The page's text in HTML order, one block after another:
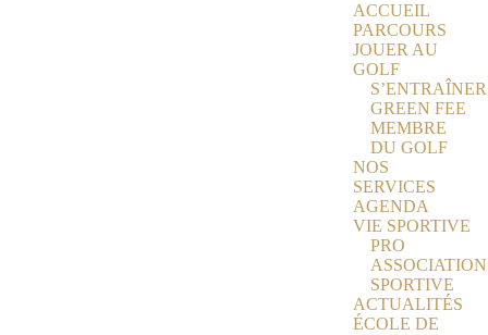
ACCUEIL
PARCOURS
JOUER AU
GOLF
S’ENTRAÎNER
GREEN FEE
MEMBRE
DU GOLF
NOS
SERVICES
AGENDA
VIE SPORTIVE
PRO
ASSOCIATION
SPORTIVE
ACTUALITÉS
ÉCOLE DE